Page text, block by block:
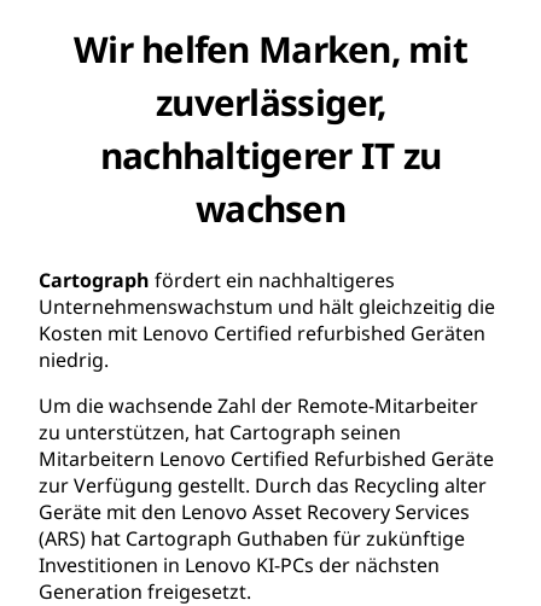
Wir helfen Marken, mit
zuverlässiger,
nachhaltigerer IT zu
wachsen
Cartograph fördert ein nachhaltigeres
Unternehmenswachstum und hält gleichzeitig die
Kosten mit Lenovo Certified refurbished Geräten
niedrig.
Um die wachsende Zahl der Remote-Mitarbeiter
zu unterstützen, hat Cartograph seinen
Mitarbeitern Lenovo Certified Refurbished Geräte
zur Verfügung gestellt. Durch das Recycling alter
Geräte mit den Lenovo Asset Recovery Services
(ARS) hat Cartograph Guthaben für zukünftige
Investitionen in Lenovo KI-PCs der nächsten
Generation freigesetzt.